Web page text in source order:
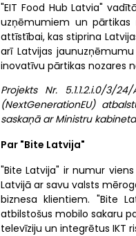
"EIT Food Hub Latvia"
uzņēmumiem un pārtikas
attīstībai, kas stiprina
arī Latvijas
inovatīvu pārtikas nozares
Projekts Nr. 5.1.1.2.i.0/3/
(NextGenerationEU)
saskaņā ar Ministru
Par "Bite Latvija"
"Bite Latvija" ir numur
Latvijā ar savu valsts
biznesa klientiem. "Bite
atbilstošus mobilo sakaru
televīziju un integrētus IKT